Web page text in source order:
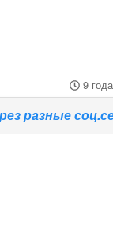
9
разные